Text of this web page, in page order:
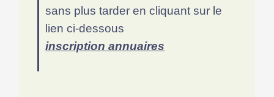
sans plus tarder en cliquant sur le
lien ci-dessous
inscription annuaires